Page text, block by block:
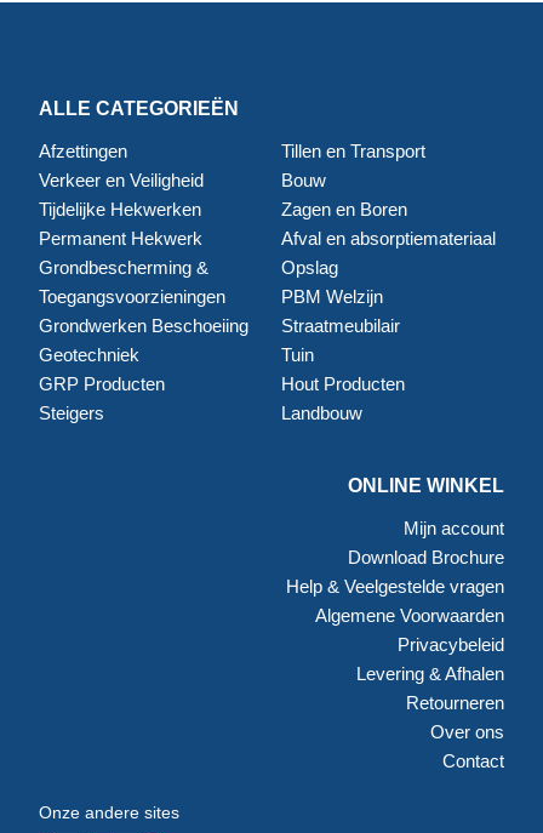
ALLE CATEGORIEËN
Afzettingen
Verkeer en Veiligheid
Tijdelijke Hekwerken
Permanent Hekwerk
Grondbescherming &
Toegangsvoorzieningen
Grondwerken Beschoeiing
Geotechniek
GRP Producten
Steigers
Tillen en Transport
Bouw
Zagen en Boren
Afval en absorptiemateriaal
Opslag
PBM Welzijn
Straatmeubilair
Tuin
Hout Producten
Landbouw
ONLINE WINKEL
Mijn account
Download Brochure
Help & Veelgestelde vragen
Algemene Voorwaarden
Privacybeleid
Levering & Afhalen
Retourneren
Over ons
Contact
Onze andere sites